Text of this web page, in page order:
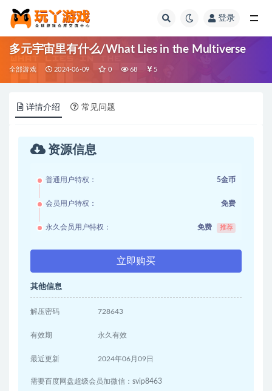
登录
多元宇宙里有什么/What Lies in the Multiverse
全部游戏 2024-06-09 0 68 5
详情介绍 常见问题
资源信息
普通用户特权： 5金币
会员用户特权： 免费
永久会员用户特权： 免费 推荐
立即购买
其他信息
解压密码 728643
有效期 永久有效
最近更新 2024年06月09日
需要百度网盘超级会员加微信：svip8463